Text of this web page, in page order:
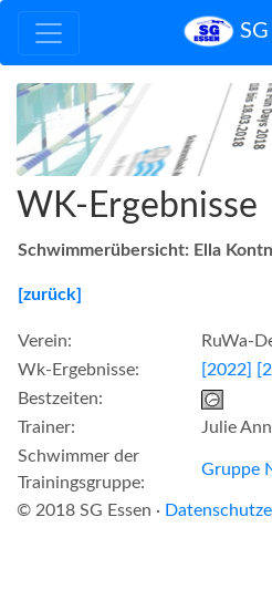
WK-Ergebnisse
Schwimmerübersicht: Ella
[zurück]
Verein:
RuWa-
Wk-Ergebnisse:
[2022]
Bestzeiten:
Trainer:
Julie
Schwimmer der
Trainingsgruppe:
Gruppe
© 2018 SG Essen ·